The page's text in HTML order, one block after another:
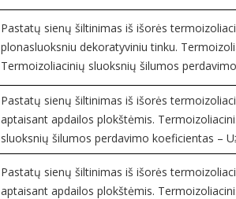
Pastatų sienų šiltinimas iš išorės
plonasluoksniu dekoratyviniu tinku.
Termoizoliacinių sluoksnių šilumos
Pastatų sienų šiltinimas iš išorės
aptaisant apdailos plokštėmis.
sluoksnių šilumos perdavimo koeficientas –
Pastatų sienų šiltinimas iš išorės
aptaisant apdailos plokštėmis.